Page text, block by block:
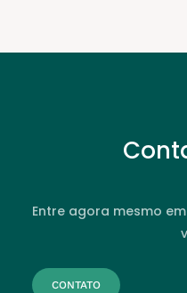
Entre agora mesmo
CONTATO